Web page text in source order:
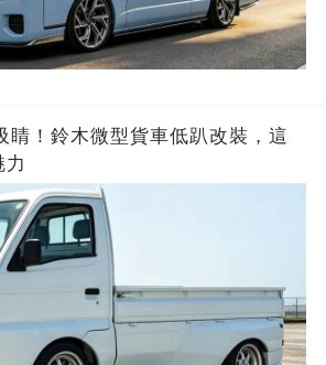
睛！鈴木微型貨車低趴改裝，這